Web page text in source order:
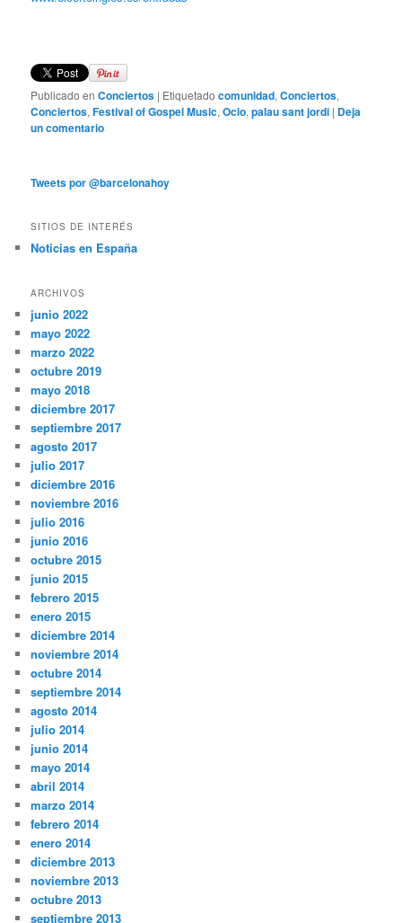
Publicado en Conciertos | Etiquetado comunidad,Conciertos,
Conciertos,Festival of Gospel Music,Ocio,palau sant jordi | Deja
un comentario
Tweets por @barcelonahoy
SITIOS DE INTERÉS
Noticias en España
ARCHIVOS
junio 2022
mayo 2022
marzo 2022
octubre 2019
mayo 2018
diciembre 2017
septiembre 2017
agosto 2017
julio 2017
diciembre 2016
noviembre 2016
julio 2016
junio 2016
octubre 2015
junio 2015
febrero 2015
enero 2015
diciembre 2014
noviembre 2014
octubre 2014
septiembre 2014
agosto 2014
julio 2014
junio 2014
mayo 2014
abril 2014
marzo 2014
febrero 2014
enero 2014
diciembre 2013
noviembre 2013
octubre 2013
septiembre 2013